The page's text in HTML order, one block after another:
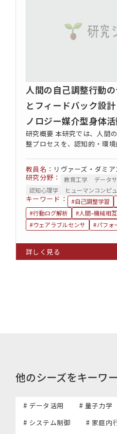
コンセプト動画
人間の自己調整行動
とフィードバック設
ノロジー媒介型身体
研究概要 本研究では、人間
整プロセスを、認知的・環
リヴァーズ・ダミア
研究分野：
教育工学 データ
認知心理学
ヒューマンコンピ
キーワード： #自己調整学習
#行動ログ解析
#人間–機械相
#ウェアラブルセンサ
#パフォ
他のシーズをキーワ
# データ活用 # 量子力学
# システム制御
# 家庭内